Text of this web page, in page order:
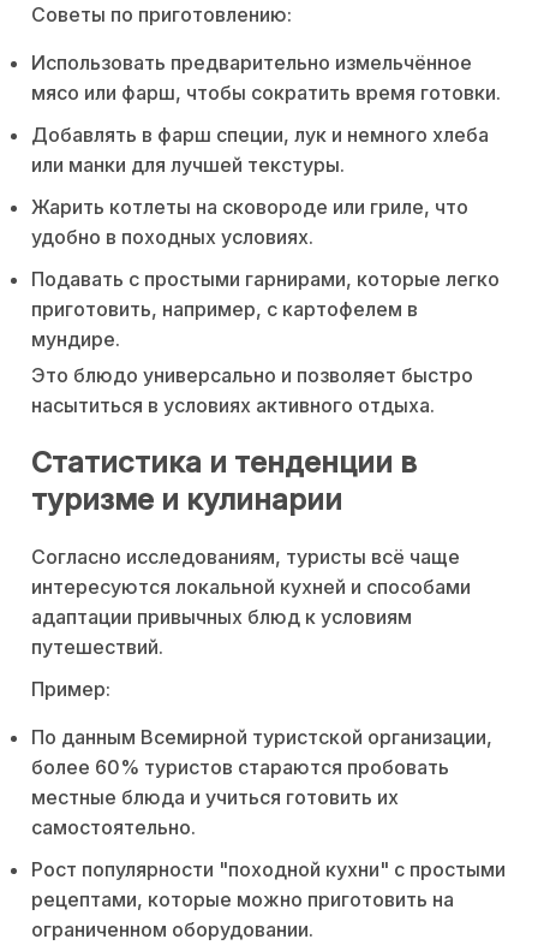
Советы по приготовлению:
Использовать предварительно измельчённое
мясо или фарш, чтобы сократить время готовки.
Добавлять в фарш специи, лук и немного хлеба
или манки для лучшей текстуры.
Жарить котлеты на сковороде или гриле, что
удобно в походных условиях.
Подавать с простыми гарнирами, которые легко
приготовить, например, с картофелем в
мундире.
Это блюдо универсально и позволяет быстро
насытиться в условиях активного отдыха.
Статистика и тенденции в
туризме и кулинарии
Согласно исследованиям, туристы всё чаще
интересуются локальной кухней и способами
адаптации привычных блюд к условиям
путешествий.
Пример:
По данным Всемирной туристской организации,
более 60% туристов стараются пробовать
местные блюда и учиться готовить их
самостоятельно.
Рост популярности "походной кухни" с простыми
рецептами, которые можно приготовить на
ограниченном оборудовании.